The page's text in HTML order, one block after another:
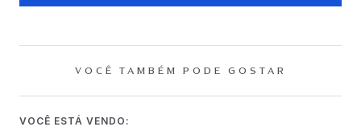
VOCÊ TAMBÉM PODE GOSTAR
VOCÊ ESTÁ VENDO: